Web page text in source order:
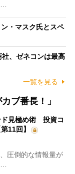
…
・マスク氏とスペ
社、ゼネコンは最高
一覧を見る
ブ番長！」
ド見極め術 投資コ
11回】
圧倒的な情報量が
…